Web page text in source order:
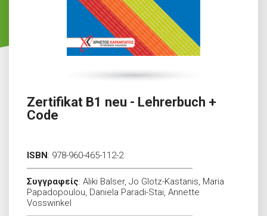
Zertifikat B1 neu - Lehrerbuch +
Code
ISBN: 978-960-465-112-2
Συγγραφείς: Aliki Balser, Jo Glotz-Kastanis, Maria
Papadopoulou, Daniela Paradi-Stai, Annette
Vosswinkel